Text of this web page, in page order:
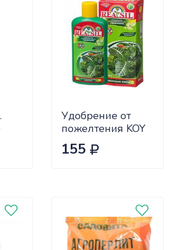
Удобрение от
пожелтения KOY
REASIL 0.25л СЖ
х9
155